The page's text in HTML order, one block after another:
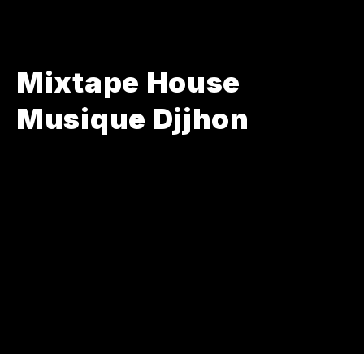
Mixtape House
Musique Djjhon